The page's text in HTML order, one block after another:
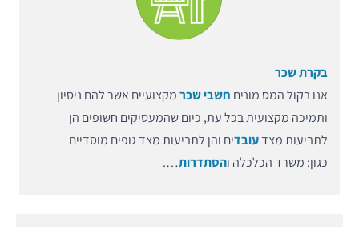
בקרת שכר
אנו בקול המס מונים חשבי שכרמקצועיים אשר להם ניסיון
ותמיכה מקצועית בכל עת, כיום שהמעסיקים חשופים הן
לתביעות מצדעובדים והן לתביעות מצד גופים מוסדיים
כגון: משרד הכלכלה והסתדרות….